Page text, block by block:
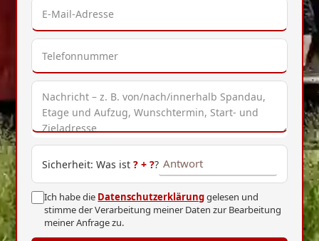
Sicherheit: Was ist? +??
Ich habe die Datenschutzerklärunggelesen und
stimme der Verarbeitung meiner Daten zur Bearbeitung
meiner Anfrage zu.